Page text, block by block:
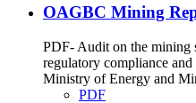
OAGBC Mining
PDF- Audit on the mining
regulatory compliance
Ministry of Energy and
PDF